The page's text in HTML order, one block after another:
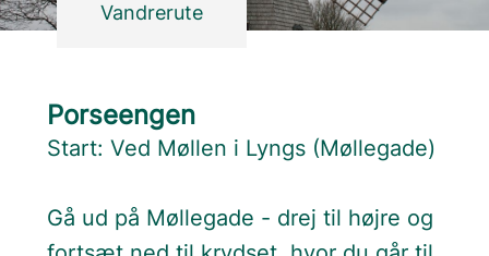
Vandrerute
Porseengen
Start: Ved Møllen i Lyngs (Møllegade)
Gå ud på Møllegade - drej til højre og